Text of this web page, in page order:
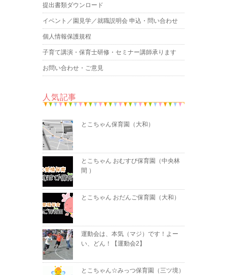
提出書類ダウンロード
イベント／園見学／就職説明会 申込・問い合わせ
個人情報保護規程
子育て講演・保育士研修・セミナー講師承ります
お問い合わせ・ご意見
人気記事
とこちゃん保育園（大和）
とこちゃん おむすび保育園（中央林
間 ）
とこちゃん おだんご保育園（大和）
運動会は、本気（マジ）です！よー
い、どん！【運動会2】
とこちゃん☆みっつ保育園（三ツ境）